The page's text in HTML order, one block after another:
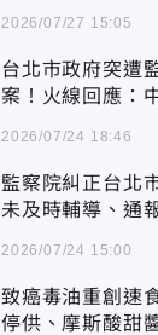
2026/07/27 15:05
台北市政府突遭
案！火線回應：
2026/07/24 18:46
監察院糾正台北
未及時輔導、通
2026/07/24 15:00
致癌毒油重創速
停供、摩斯酸甜